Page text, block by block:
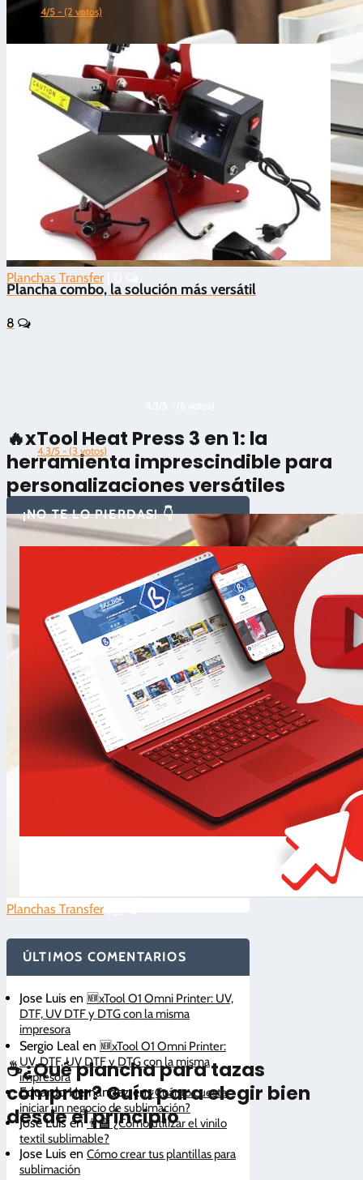
Planchas Transfer
🔥xTool Heat Press 3 en 1: la
herramienta imprescindible para
personalizaciones versátiles
Planchas Transfer
☕¿Qué plancha para tazas
comprar? Guía para elegir bien
desde el principio
4/5 - (2 votos)
Plancha combo, la solución más versátil
8
4.3/5 - (3 votos)
¡NO TE LO PIERDAS! 👇
ÚLTIMOS COMENTARIOS
Jose Luis en 🆕xTool O1 Omni Printer: UV,
DTF, UV DTF y DTG con la misma
impresora
Sergio Leal en 🆕xTool O1 Omni Printer:
UV, DTF, UV DTF y DTG con la misma
impresora
Eduardo Hernandezen¿Cuánto cuesta
iniciar un negocio de sublimación?
Jose Luis en👨‍🏫 ¿Cómo utilizar el vinilo
textil sublimable?
Jose Luis en Cómo crear tus plantillas para
sublimación